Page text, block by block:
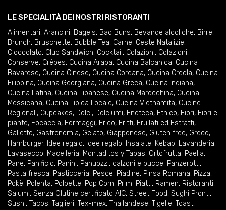
LE SPECIALITÀ DEI NOSTRI RISTORANTI
Alimentari, Arancini, Bagels, Bao Buns, Bevande alcoliche, Birre,
Brunch, Bruschette, Bubble Tea, Carne, Ceste Natalizie,
Cioccolato, Club Sandwich, Cocktail , Colazioni, Colazioni,
Conserve, Crêpes, Cucina Araba, Cucina Balcanica, Cucina
Bavarese, Cucina Cinese, Cucina Coreana, Cucina Creola, Cucina
Filippina, Cucina Georgiana, Cucina Greca, Cucina Indiana,
Cucina Latina, Cucina Libanese, Cucina Marocchina, Cucina
Messicana, Cucina Tipica Locale, Cucina Vietnamita, Cucine
Regionali, Cupcakes, Dolci, Dolciumi, Enoteca, Etnico, Fiori, Fiori e
piante, Focaccia, Formaggi, Frico, Fritti, Frullati ed Estratti,
Galletto, Gastronomia, Gelato, Giapponese, Gluten free, Greco,
Hamburger, Idee regalo, Idee regalo, Insalate, Kebab, Lavanderia,
Lavasecco, Macelleria, Montaditos y Tapas, Ortofrutta, Paella,
Pane, Panificio, Panini, Panuozzi, calzoni e pucce, Panzerotti,
Pasta fresca, Pasticceria, Pesce, Piadine, Pinsa Romana, Pizza,
Pokè, Polenta, Polpette, Pop Corn, Primi Piatti, Ramen, Ristoranti,
Salumi, Senza Glutine certificato AIC, Street Food, Sughi Pronti,
Sushi, Tacos, Taglieri, Tex-mex, Thailandese, Tigelle, Toast,